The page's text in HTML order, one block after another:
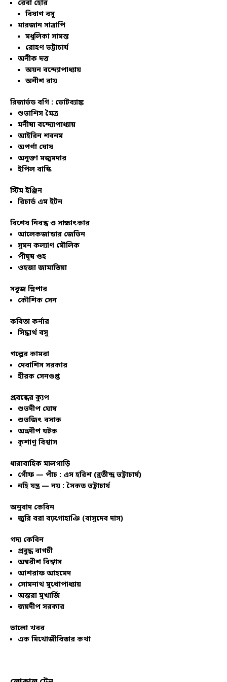
রেবা হোর
বিষাণ বসু
মারজান সাত্রাপি
মধুলিকা সামন্ত
রোহণ ভট্টাচার্য
অনীক দত্ত
অয়ন বন্দ্যোপাধ্যায়
অনীশ রায়
রিজার্ভড বগি : ভোটব্যাঙ্ক
শুভাশিস মৈত্র
মনীষা বন্দ্যোপাধ্যায়
আইরিন শবনম
অপর্ণা ঘোষ
অনুক্তা মজুমদার
ইপিল বাস্কি
স্টিম ইঞ্জিন
রিচার্ড এম ইটন
বিশেষ নিবন্ধ ও সাক্ষাৎকার
আলেকজান্ডার জেভিন
সুমন কল্যাণ মৌলিক
পীযূষ গুহ
ওহজা জামাতিয়া
সবুজ স্লিপার
কৌশিক সেন
কবিতা কর্নার
সিদ্ধার্থ বসু
গল্পের কামরা
দেবাশিস সরকার
হীরক সেনগুপ্ত
প্রবন্ধের ক্যুপ
শুভদীপ ঘোষ
শুভজিৎ বসাক
অভ্রদীপ ঘটক
কৃশাণু বিশ্বাস
ধারাবাহিক মালগাড়ি
গোঁফ — পাঁচ : এস হরিশ (ব্রতীন্দ্র ভট্টাচার্য)
নহি যন্ত্র — নয় : সৈকত ভট্টাচার্য
অনুবাদ কেবিন
জুরি বরা বঢ়গোহাঞি (বাসুদেব দাস)
গদ্য কেবিন
প্রবুদ্ধ বাগচী
অম্বরীশ বিশ্বাস
আশরাফ আহমেদ
সোমনাথ মুখোপাধ্যায়
অন্তরা মুখার্জি
জয়দীপ সরকার
ভালো খবর
এক মিথোজীবিতার কথা